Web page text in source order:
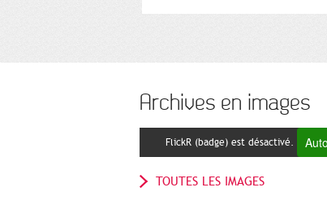
Archives en images
FlickR (badge) est désactivé.
TOUTES LES IMAGES